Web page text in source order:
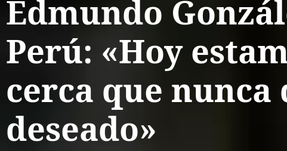
Edmundo
Perú: «Hoy
cerca que nunca
deseado»